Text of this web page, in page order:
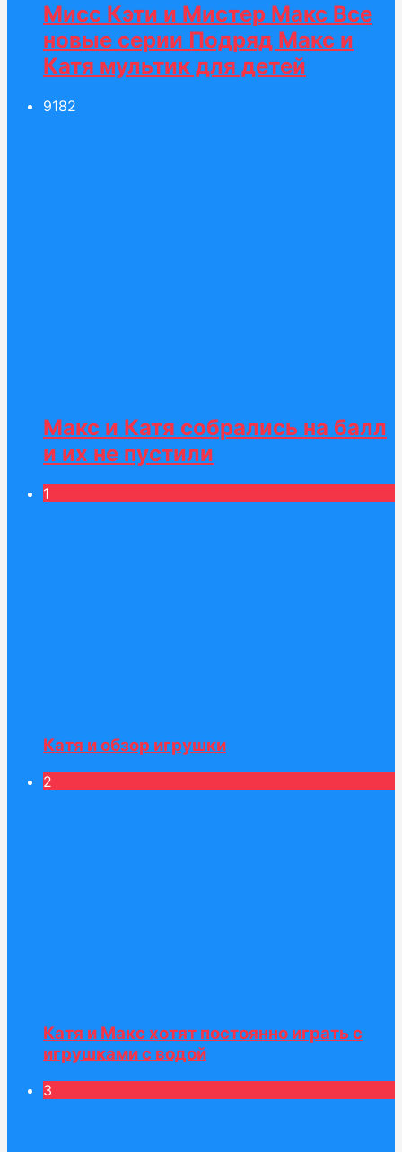
Мисс Кэти и Мистер Макс Все
новые серии Подряд Макс и
Катя мультик для детей
9182
Макс и Катя собрались на балл
и их не пустили
1
Катя и обзор игрушки
2
Катя и Макс хотят постоянно играть с
игрушками с водой
3